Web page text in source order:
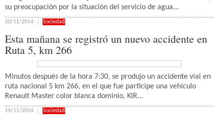
su preocupación por la situación del servicio de agua...
20/11/2014 Sociedad
Esta mañana se registró un nuevo accidente en
Ruta 5, km 266
Minutos después de la hora 7:30, se produjo un accidente vial en
ruta nacional 5 km 266, en el que fue participe una vehículo
Renault Master color blanca dominio, KIR...
19/11/2014 Sociedad